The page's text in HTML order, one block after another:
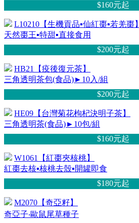
$160元起
L10210【生機貢品▪仙紅棗▪若羌棗】
天然棗王▪特甜▪直接食用
$200元起
HB21【疫後復元茶】
三角透明茶包(食品)►10入/組
$200元起
HE09【台灣菊花枸杞決明子茶】
三角透明茶(食品)►10包/組
$160元起
W1061【紅棗夾核桃】
紅棗去核▪核桃去殼▪開罐即食
$180元起
M2070【奇亞籽】
奇亞子‧歐鼠尾草種子